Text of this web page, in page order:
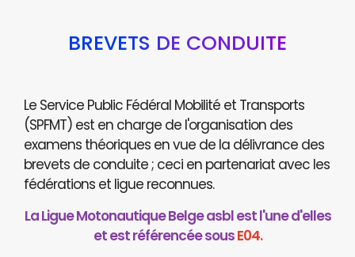
BREVETS DE CONDUITE
Le Service Public Fédéral Mobilité et Transports
(SPFMT) est en charge de l'organisation des
examens théoriques en vue de la délivrance des
brevets de conduite ; ceci en partenariat avec les
fédérations et ligue reconnues.
La Ligue Motonautique Belge asbl est l'une d'elles
et est référencée sousE04.